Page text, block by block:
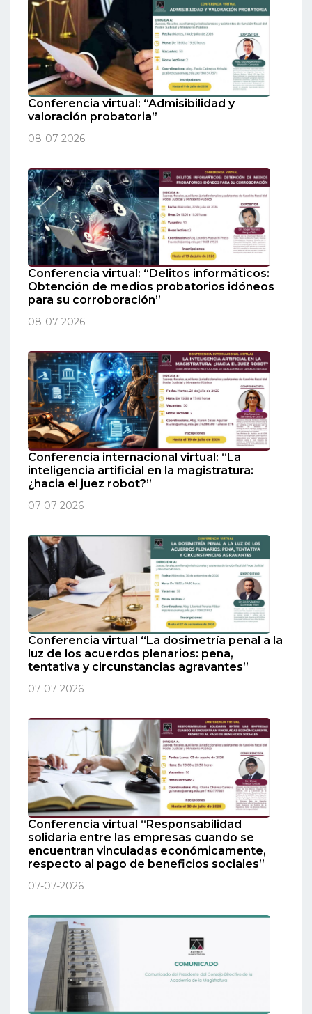
Conferencia virtual: “Admisibilidad y
valoración probatoria”
08-07-2026
Conferencia virtual: “Delitos informáticos:
Obtención de medios probatorios idóneos
para su corroboración”
08-07-2026
Conferencia internacional virtual: “La
inteligencia artificial en la magistratura:
¿hacia el juez robot?”
07-07-2026
Conferencia virtual “La dosimetría penal a la
luz de los acuerdos plenarios: pena,
tentativa y circunstancias agravantes”
07-07-2026
Conferencia virtual “Responsabilidad
solidaria entre las empresas cuando se
encuentran vinculadas económicamente,
respecto al pago de beneficios sociales”
07-07-2026